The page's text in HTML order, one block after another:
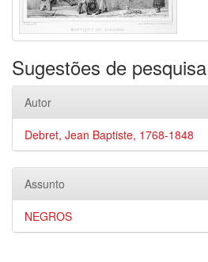
Sugestões de pesquisa
Autor
Debret, Jean Baptiste, 1768-1848
Assunto
NEGROS